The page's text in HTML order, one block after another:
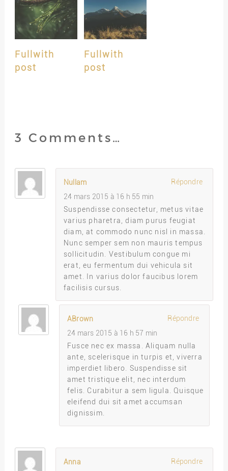
Fullwith
post
Fullwith
post
3 Comments…
Nullam
24 mars 2015 à 16 h 55 min
Suspendisse consectetur, metus vitae
varius pharetra, diam purus feugiat
diam, at commodo nunc nisl in massa.
Nunc semper sem non mauris tempus
sollicitudin. Vestibulum congue mi
erat, eu fermentum dui vehicula sit
amet. In varius dolor faucibus lorem
facilisis cursus.
Répondre
ABrown
24 mars 2015 à 16 h 57 min
Fusce nec ex massa. Aliquam nulla
ante, scelerisque in turpis et, viverra
imperdiet libero. Suspendisse sit
amet tristique elit, nec interdum
felis. Curabitur a sem ligula. Quisque
eleifend dui sit amet accumsan
dignissim.
Répondre
Anna
Répondre